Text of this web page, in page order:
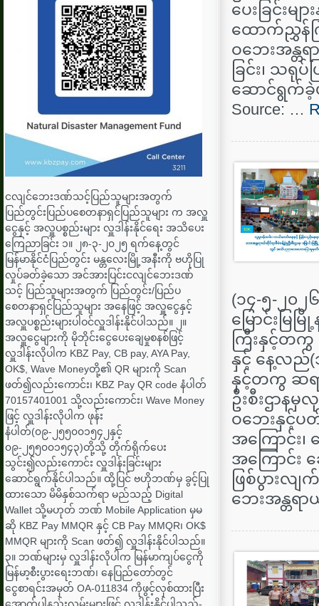
ငလျင်ဘေးဒဏ်သင့်ပြည်သူများအတွက်
ပြည်တွင်းပြည်ပစေတနာရှင်ပြည်သူများ က အလှူ
ငွေနှင့် အလှူပစ္စည်းများ လှူဒါန်းနိုင်ရေး အသိပေး
ကြေညာခြင်း ၁။ ၂၈-၃-၂၀၂၅ ရက်နေ့တွင်
မြန်မာနိုင်ငံပြည်တွင်း မန္တလေးမြို့အနီးကို ဗဟိုပြု
လှုပ်ခတ်ခဲ့သော အင်အားပြင်းငလျင်ဘေးဒဏ်
သင့် ပြည်သူများအတွက် ပြည်တွင်း/ပြည်ပ
စေတနာရှင်ပြည်သူများ အနေဖြင့် အလှူငွေနှင့်
အလှူပစ္စည်းများပါဝင်လှူဒါန်းနိုင်ပါသည်။ ၂။
အလှူငွေများကို မိုဘိုင်းငွေပေးချေမှုစနစ်ဖြင့်
လှူဒါန်းလိုပါက KBZ Pay, CB pay, AYA Pay,
OK$, Wave Moneyတို့၏ QR များကို Scan
ဖတ်၍လည်းကောင်း၊ KBZ Pay QR code နံပါတ်
70157401001 သို့လည်းကောင်း၊ Wave Money
ဖြင့် လှူဒါန်းလိုပါက ဖုန်း
နံပါတ်(၀၉-၂၅၅၀၀၁၅၄၂နှင့်
၀၉-၂၅၅၀၀၁၅၄၃)တို့သို့ တိုက်ရိုက်ပေး
သွင်း၍လည်းကောင်း လှူဒါန်းခြင်းများ
ဆောင်ရွက်နိုင်ပါသည်။ ထို့ပြင် ဗဟိုဘဏ်မှ ခွင့်ပြု
ထားသော မိမိနှစ်သက်ရာ မည်သည့် Digital
Wallet သို့မဟုတ် ဘဏ် Mobile Application မှမ
ဆို KBZ Pay MMQR နှင့် CB Pay MMQR၊ OK$
MMQR များကို Scan ဖတ်၍ လှူဒါန်းနိုင်ပါသည်။
၃။ ဘဏ်များမှ လှူဒါန်းလိုပါက မြန်မာကျပ်ငွေကို
မြန်မာ့စီးပွားရေးဘဏ်၊ နေပြည်တော်တွင်
ငွေစာရင်းအမှတ် OA-011834 ကိုဖွင့်လှစ်ထားပြီး
ပေးခြင်းမ
ထောက်ညွှန်ကြ
ဝ​ဘေးအန္တ
ခြင်း၊ သရု
ဆောင်ရွက်ခဲ့ပ
Source: …
(၁၄-၅-၂၀၂
မြောင်းမ
ကြီးနှင့်တကွ
နှင့် နေ့လည်(
နှင့်တကွ ဆရာ
ဦးစီးဌာနမှ
ဝဘေးနှင့်ပ
အကြောင်း
အကြောင်း
ဖြစ်ပွားလ
ဘေးအန္တ